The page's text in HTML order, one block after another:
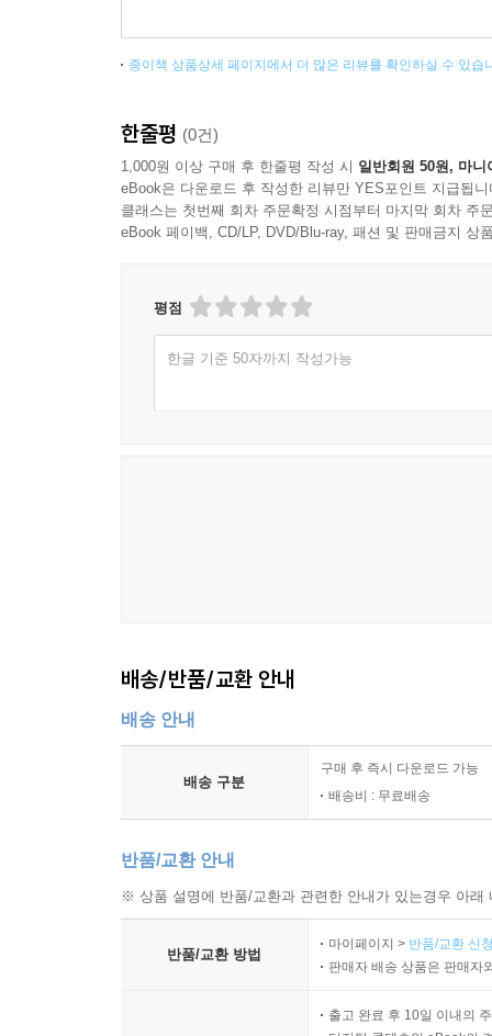
종이책 상품상세 페이지에서 더 많은 리뷰를 확인하실 수 있습
한줄평 (0건)
1,000원 이상 구매 후 한줄평 작성 시 일반회원 50원, 마니
eBook은 다운로드 후 작성한 리뷰만 YES포인트 지급됩니
클래스는 첫번째 회차 주문확정 시점부터 마지막 회차 주
eBook 페이백, CD/LP, DVD/Blu-ray, 패션 및 판매금지 상
평점
한글 기준 50자까지 작성가능
배송/반품/교환 안내
배송 안내
배송 구분
구매 후 즉시 다운로드 가능
배송비 : 무료배송
반품/교환 안내
※ 상품 설명에 반품/교환과 관련한 안내가 있는경우 아
반품/교환 방법
마이페이지 > 반품/교환 신
판매자 배송 상품은 판매자
출고 완료 후 10일 이내의